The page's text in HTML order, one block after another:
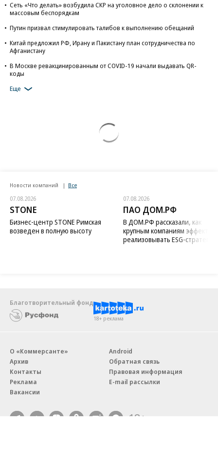
Сеть «Что делать» возбудила СКР на уголовное дело о склонении к
массовым беспорядкам
Путин призвал стимулировать талибов к выполнению обещаний
Китай предложил РФ, Ирану и Пакистану план сотрудничества по
Афганистану
В Москве ревакцинированным от COVID-19 начали выдавать QR-
коды
Еще
Новости компаний Все
07.08.2026
STONE
Бизнес-центр STONE Римская
возведен в полную высоту
07.08.2026
ПАО ДОМ.РФ
В ДОМ.РФ рассказали, как
крупным компаниям
реализовывать ESG-стратегию
Благотворительный фонд
18+ реклама
О «Коммерсанте»
Архив
Контакты
Реклама
Вакансии
Android
Обратная связь
Правовая информация
E-mail рассылки
18+